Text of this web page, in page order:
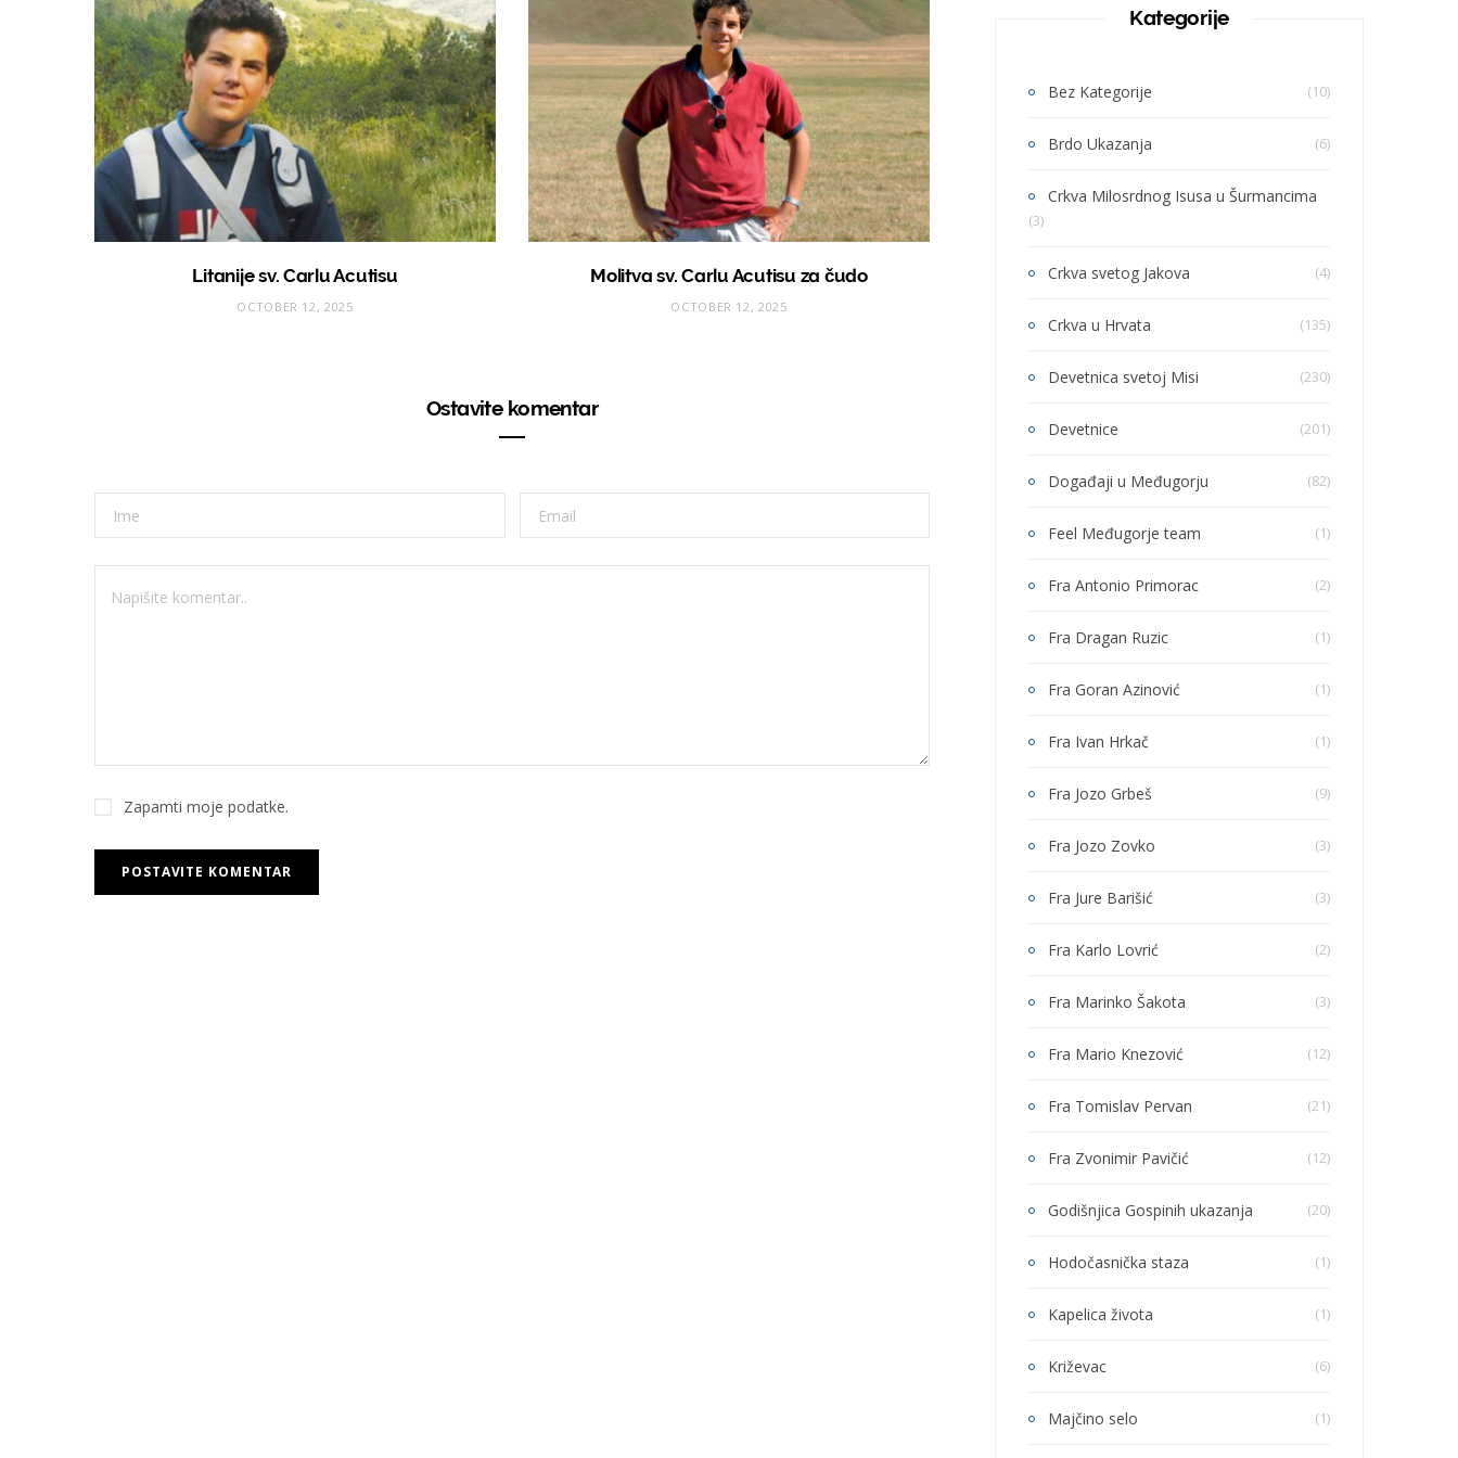
Litanije sv. Carlu Acutisu
OCTOBER 12, 2025
Molitva sv. Carlu Acutisu za čudo
OCTOBER 12, 2025
Ostavite komentar
Zapamti moje podatke.
Kategorije
Bez Kategorije (10)
Brdo Ukazanja (6)
Crkva Milosrdnog Isusa u Šurmancima
(3)
Crkva svetog Jakova (4)
Crkva u Hrvata (135)
Devetnica svetoj Misi (230)
Devetnice (201)
Događaji u Međugorju (82)
Feel Međugorje team (1)
Fra Antonio Primorac (2)
Fra Dragan Ruzic (1)
Fra Goran Azinović (1)
Fra Ivan Hrkač (1)
Fra Jozo Grbeš (9)
Fra Jozo Zovko (3)
Fra Jure Barišić (3)
Fra Karlo Lovrić (2)
Fra Marinko Šakota (3)
Fra Mario Knezović (12)
Fra Tomislav Pervan (21)
Fra Zvonimir Pavičić (12)
Godišnjica Gospinih ukazanja (20)
Hodočasnička staza (1)
Kapelica života (1)
Križevac (6)
Majčino selo (1)